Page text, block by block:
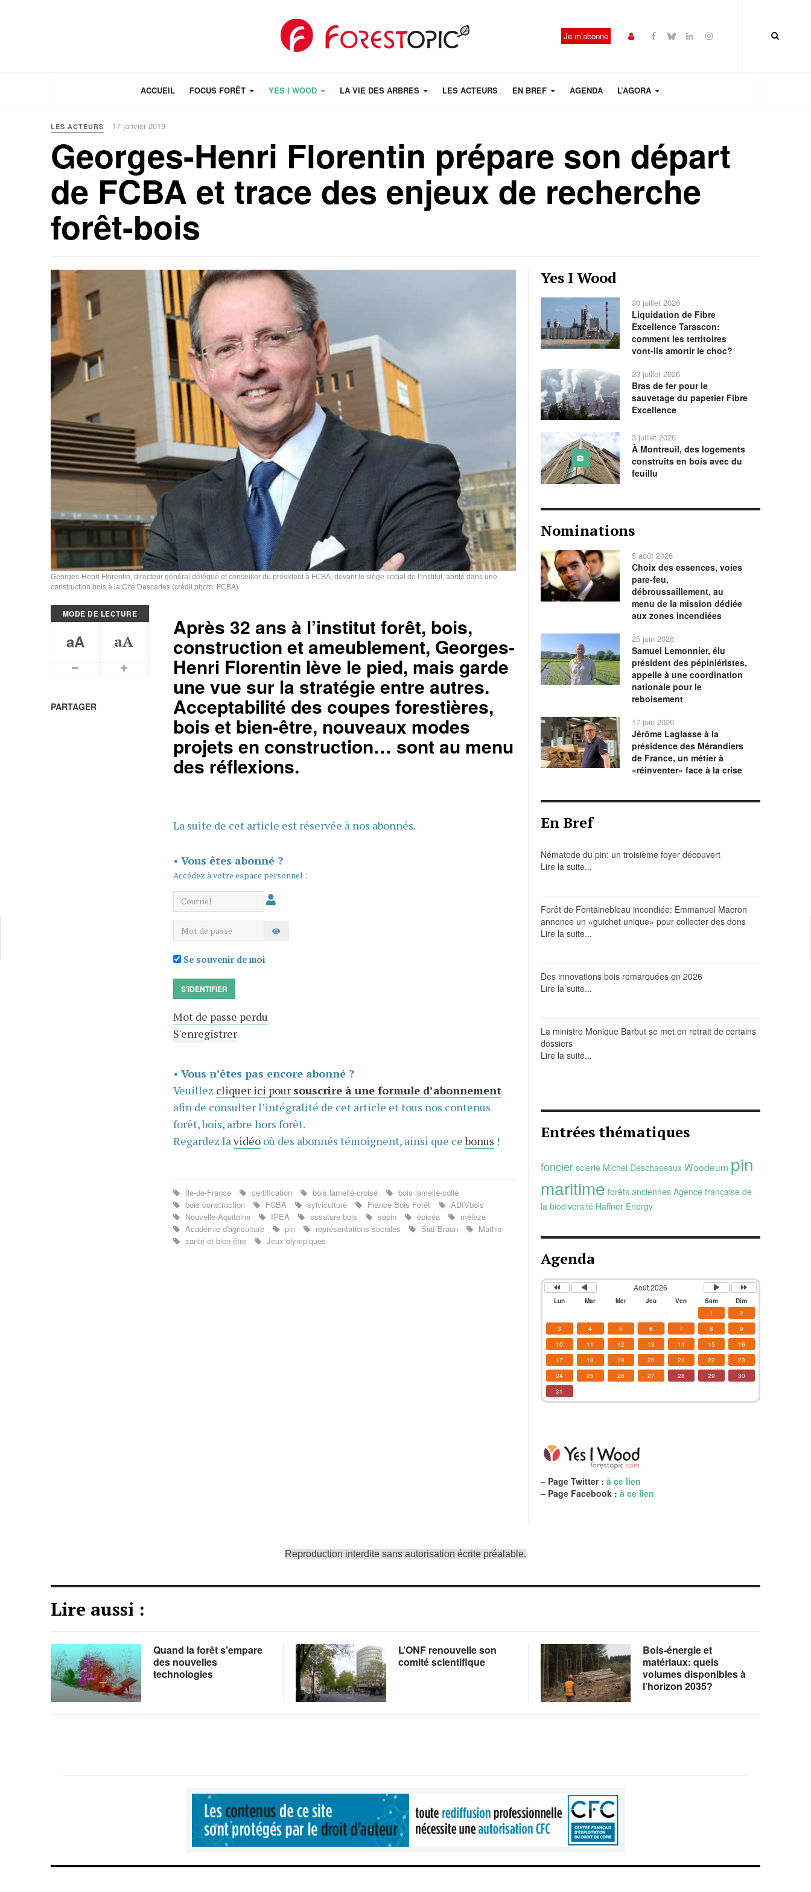
Je m’abonne
ACCUEIL FOCUS FORÊT YES I WOOD LA VIE DES ARBRES LES ACTEURS EN BREF AGENDA L’AGORA
LES ACTEURS 17 janvier 2019
Georges-Henri Florentin prépare son départ
de FCBA et trace des enjeux de recherche
forêt-bois
Georges-Henri Florentin, directeur général délégué et conseiller du président à FCBA, devant le siège social de l’institut, abrité dans une
construction bois à la Cité Descartes (crédit photo: FCBA)
MODE DE LECTURE
aA aA
Plus petits caractèresPlus grands caractères
PARTAGER
Après 32 ans à l’institut forêt, bois,
construction et ameublement, Georges-
Henri Florentin lève le pied, mais garde
une vue sur la stratégie entre autres.
Acceptabilité des coupes forestières,
bois et bien-être, nouveaux modes
projets en construction… sont au menu
des réflexions.
La suite de cet article est réservée à nos abonnés.
• Vous êtes abonné ?
Accédez à votre espace personnel :
Courriel
Mot de passe AFFICHER LE MOT DE PASSE
Se souvenir de moi
S'IDENTIFIER
Mot de passe perdu
S'enregistrer
• Vous n’êtes pas encore abonné ?
Veuillez cliquer ici pour souscrire à une formule d’abonnement
afin de consulter l’intégralité de cet article et tous nos contenus
forêt, bois, arbre hors forêt.
Regardez la vidéooù des abonnés témoignent, ainsi que cebonus !
Île-de-France certification bois lamellé-croisé
bois lamellé-collé
bois construction
FCBA sylviculture France Bois Forêt
ADIVbois
Nouvelle-Aquitaine
IPEA ossature bois sapin épicéa
mélèze
Académie d'agriculture
pin représentations sociales Siat Braun
Mathis
santé et bien-être
Jeux olympiques
Yes I Wood
30 juillet 2026
Liquidation de Fibre
Excellence Tarascon:
comment les territoires
vont-ils amortir le choc?
23 juillet 2026
Bras de fer pour le
sauvetage du papetier Fibre
Excellence
3 juillet 2026
À Montreuil, des logements
construits en bois avec du
feuillu
Nominations
5 août 2026
Choix des essences, voies
pare-feu,
débroussaillement, au
menu de la mission dédiée
aux zones incendiées
25 juin 2026
Samuel Lemonnier, élu
président des pépiniéristes,
appelle à une coordination
nationale pour le
reboisement
17 juin 2026
Jérôme Laglasse à la
présidence des Mérandiers
de France, un métier à
«réinventer» face à la crise
En Bref
Nématode du pin: un troisième foyer découvert
Lire la suite...
Forêt de Fontainebleau incendiée: Emmanuel Macron
annonce un «guichet unique» pour collecter des dons
Lire la suite...
Des innovations bois remarquées en 2026
Lire la suite...
La ministre Monique Barbut se met en retrait de certains
dossiers
Lire la suite...
Entrées thématiques
foncier scierie Michel Deschaseaux Woodeum pin
maritime forêts anciennes Agence française de
la biodiversité Haffner Energy
Agenda
précédenteprécédent
Août 2026
Lun Mar Mer Jeu Ven Sam
Dim
1
2
3
4 5 6 7 8
9
10
11 12 13 14 15
16
17
18 19 20 21 22
23
24
25 26 27 28 29
30
31
–Page Twitter : à ce lien
– Page Facebook : à ce lien
Reproduction interdite sans autorisation écrite préalable.
Lire aussi :
Quand la forêt s’empare
des nouvelles
technologies
L’ONF renouvelle son
comité scientifique
Bois-énergie et
matériaux: quels
volumes disponibles à
l’horizon 2035?